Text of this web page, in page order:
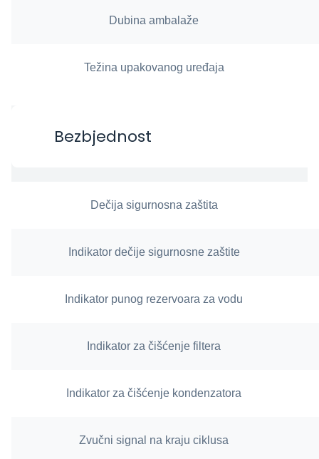
Dubina ambalaže
Težina upakovanog uređaja
Bezbjednost
Dečija sigurnosna zaštita
Indikator dečije sigurnosne zaštite
Indikator punog rezervoara za vodu
Indikator za čišćenje filtera
Indikator za čišćenje kondenzatora
Zvučni signal na kraju ciklusa